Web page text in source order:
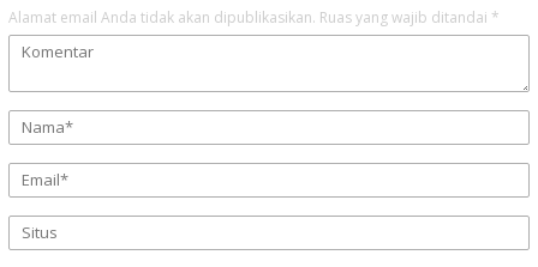
Alamat email Anda tidak akan dipublikasikan. Ruas yang wajib ditandai *